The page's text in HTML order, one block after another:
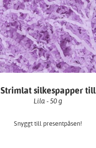
Strimlat silkespapper till
presentpåsar/askar
Lila - 50 g
Snyggt till presentpåsen!